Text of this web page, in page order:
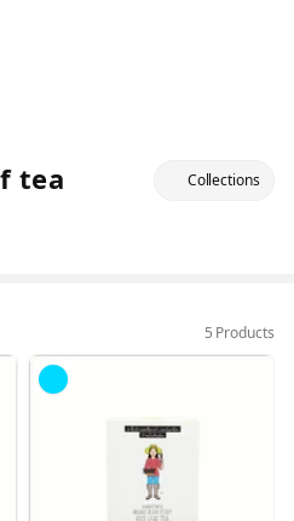
tea Collections
5 Products
Sold
Out